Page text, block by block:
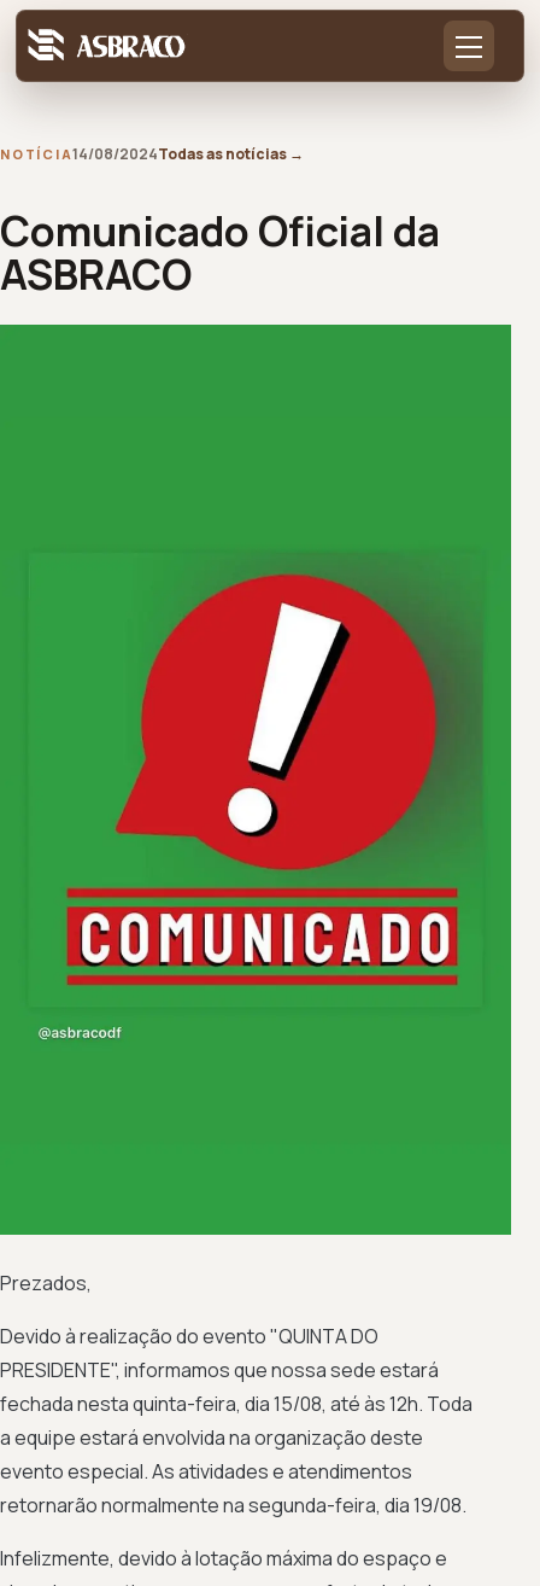
NOTÍCIA14/08/2024Todas as notícias →
Comunicado Oficial da
ASBRACO
Prezados,
Devido à realização do evento "QUINTA DO
PRESIDENTE", informamos que nossa sede estará
fechada nesta quinta-feira, dia 15/08, até às 12h. Toda
a equipe estará envolvida na organização deste
evento especial. As atividades e atendimentos
retornarão normalmente na segunda-feira, dia 19/08.
Infelizmente, devido à lotação máxima do espaço e